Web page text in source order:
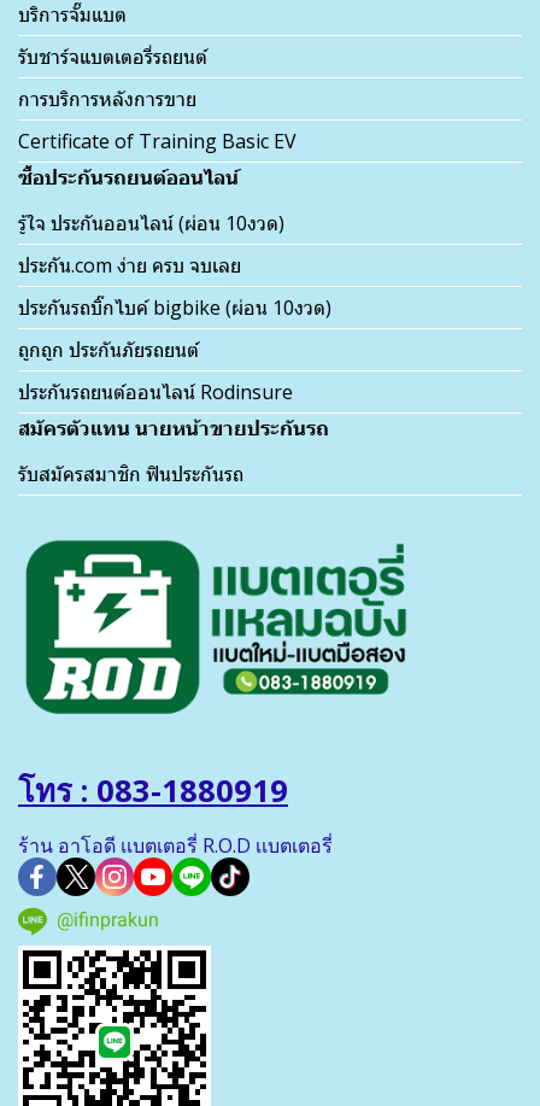
บริการจั๊มแบต
รับชาร์จแบตเตอรี่รถยนต์
การบริการหลังการขาย
Certificate of Training Basic EV
ซื้อประกันรถยนต์ออนไลน์
รู้ใจ ประกันออนไลน์ (ผ่อน 10งวด)
ประกัน.com ง่าย ครบ จบเลย
ประกันรถบิ๊กไบค์ bigbike (ผ่อน 10งวด)
ถูกถูก ประกันภัยรถยนต์
ประกันรถยนต์ออนไลน์ Rodinsure
สมัครตัวแทน นายหน้าขายประกันรถ
รับสมัครสมาชิก ฟินประกันรถ
โทร : 083-1880919
ร้าน อาโอดี เเบตเตอรี่ R.O.D เเบตเตอรี่
@ifinprakun